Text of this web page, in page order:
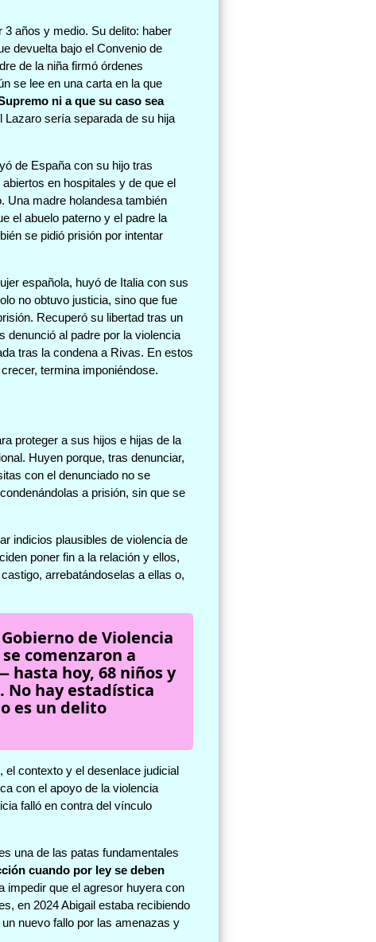
años y medio. Su delito: haber
devuelta bajo el Convenio de
de la niña firmó órdenes
se lee en una carta en la que
ni a que su caso sea
sería separada de su hija
de España con su hijo tras
en hospitales y de que el
Una madre holandesa también
el abuelo paterno y el padre la
se pidió prisión por intentar
española, huyó de Italia con sus
no obtuvo justicia, sino que fue
Recuperó su libertad tras un
denunció al padre por la violencia
tras la condena a Rivas. En estos
termina imponiéndose.
proteger a sus hijos e hijas de la
Huyen porque, tras denunciar,
con el denunciado no se
a prisión, sin que se
indicios plausibles de violencia de
poner fin a la relación y ellos,
arrebatándoselas a ellas o,
de Violencia
comenzaron a
hasta hoy, 68 niños y
No hay estadística
es un delito
contexto y el desenlace judicial
con el apoyo de la violencia
falló en contra del vínculo
una de las patas fundamentales
cuando por ley se deben
impedir que el agresor huyera con
en 2024 Abigail estaba recibiendo
nuevo fallo por las amenazas y